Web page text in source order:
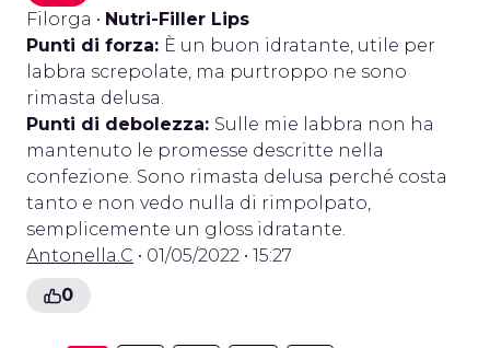
Filorga • Nutri-Filler Lips
Punti di forza: È un buon idratante, utile per
labbra screpolate, ma purtroppo ne sono
rimasta delusa.
Punti di debolezza: Sulle mie labbra non ha
mantenuto le promesse descritte nella
confezione. Sono rimasta delusa perché costa
tanto e non vedo nulla di rimpolpato,
semplicemente un gloss idratante.
Antonella.C • 01/05/2022 • 15:27
0